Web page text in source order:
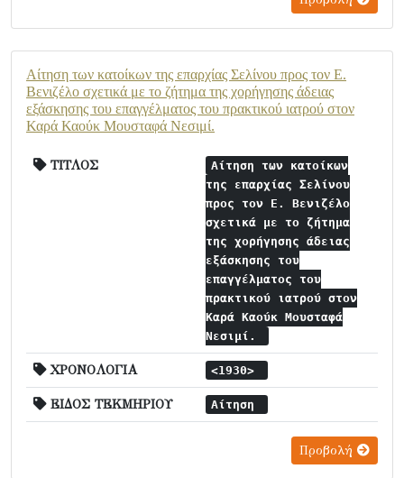
Αίτηση των κατοίκων της επαρχίας Σελίνου προς τον Ε.
Βενιζέλο σχετικά με το ζήτημα της χορήγησης άδειας
εξάσκησης του επαγγέλματος του πρακτικού ιατρού στον
Καρά Καούκ Μουσταφά Νεσιμί.
ΤΙΤΛΟΣ
Αίτηση των κατοίκων
της επαρχίας Σελίνου
προς τον Ε. Βενιζέλο
σχετικά με το ζήτημα
της χορήγησης άδειας
εξάσκησης του
επαγγέλματος του
πρακτικού ιατρού στον
Καρά Καούκ Μουσταφά
Νεσιμί.
ΧΡΟΝΟΛΟΓΙΑ <1930>
ΕΙΔΟΣ ΤΕΚΜΗΡΙΟΥ Αίτηση
Προβολή